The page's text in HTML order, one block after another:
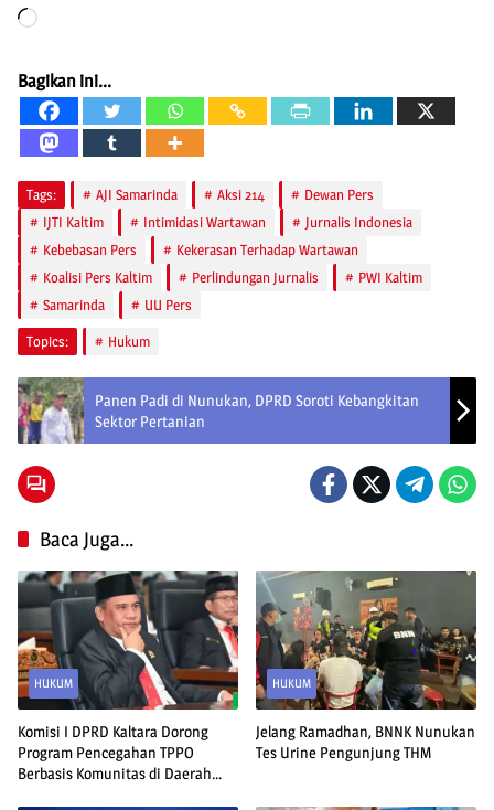
Loading…
Bagikan ini...
Tags: AJI Samarinda Aksi 214
Dewan Pers
IJTI Kaltim
Intimidasi Wartawan
Jurnalis Indonesia
Kebebasan Pers
Kekerasan Terhadap Wartawan
Koalisi Pers Kaltim
Perlindungan Jurnalis
PWI Kaltim
Samarinda
UU Pers
Topics: Hukum
Panen Padi di Nunukan, DPRD Soroti Kebangkitan
Sektor Pertanian
Baca Juga...
HUKUM
Komisi I DPRD Kaltara Dorong
Program Pencegahan TPPO
Berbasis Komunitas di Daerah
HUKUM
Jelang Ramadhan, BNNK Nunukan
Tes Urine Pengunjung THM